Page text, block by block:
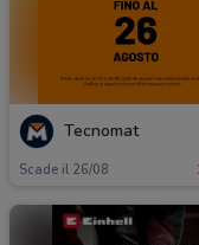
Tecnomat
Scade il 26/08